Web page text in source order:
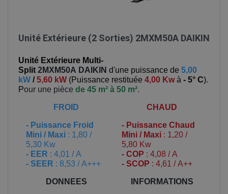
Unité Extérieure (2 Sorties) 2MXM50A DAIKIN
Unité Extérieure Multi-
Split 2MXM50A DAIKIN d'une puissance de 5,00
kW /5,60 kW (Puissance restituée 4,00 Kwà - 5° C).
Pour une pièce de 45 m² à 50 m².
FROID
- Puissance Froid
Mini / Maxi : 1,80 /
5,30 Kw
- EER : 4,01 / A
- SEER : 8,53 / A+++
CHAUD
- Puissance Chaud
Mini / Maxi : 1,20 /
5,80 Kw
- COP : 4,08 / A
- SCOP : 4,61 / A++
DONNEES INFORMATIONS